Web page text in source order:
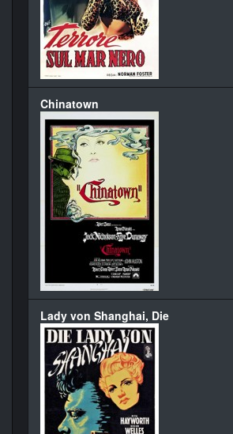
Chinatown
Lady von Shanghai, Die